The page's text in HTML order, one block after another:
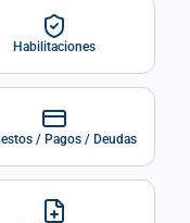
Habilitaciones
/ Pagos / Deudas